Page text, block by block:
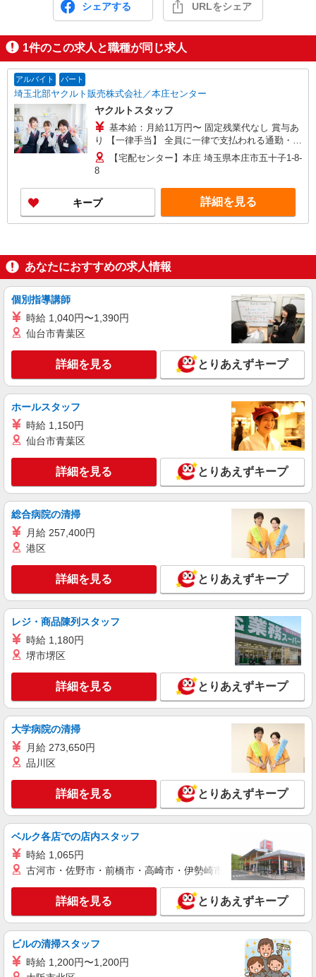
シェアする URLをシェア
1件のこの求人と職種が同じ求人
アルバイト パート
埼玉北部ヤクルト販売株式会社／本庄センター
ヤクルトスタッフ
基本給：月給11万円〜 固定残業代なし 賞与あ
り 【一律手当】 全員に一律で支払われる通勤・皆
勤・家族手当金額 : なし 全員に一律で支払われる
その他手当金額 : なし ＼選べる働き方／ライフス
働きたい ・子どもが小さいから週4で働きたい ・
ライフスタイルに合った収入が欲しい 今のあなた
に合った最適の働き方を見つけてください。 ※扶
【宅配センター】本庄 埼玉県本庄市五十子1-8-
8
キープ 詳細を見る
あなたにおすすめの求人情報
個別指導講師
時給 1,040円〜1,390円
仙台市青葉区
詳細を見る とりあえずキープ
ホールスタッフ
時給 1,150円
仙台市青葉区
詳細を見る とりあえずキープ
総合病院の清掃
月給 257,400円
港区
詳細を見る とりあえずキープ
レジ・商品陳列スタッフ
時給 1,180円
堺市堺区
詳細を見る とりあえずキープ
大学病院の清掃
月給 273,650円
品川区
詳細を見る とりあえずキープ
ベルク各店での店内スタッフ
時給 1,065円
古河市・佐野市・前橋市・高崎市・伊勢崎市・太田市・館林市
詳細を見る とりあえずキープ
ビルの清掃スタッフ
時給 1,200円〜1,200円